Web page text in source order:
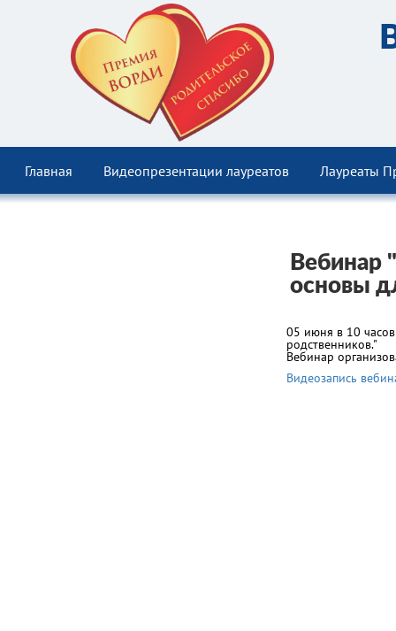
Главная Видеопрезентации лауреатов Лауреаты
05 июня в 10
родственников."
Вебинар
Видеозапись
Вебинар
основы